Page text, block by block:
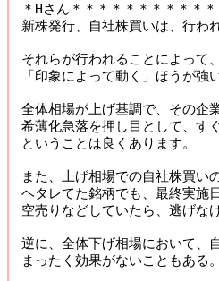
＊Hさん＊＊＊＊＊＊＊＊＊＊
新株発行、自社株買いは、行
それらが行われることによって
「印象によって動く」ほうが強
全体相場が上げ基調で、その企
希薄化急落を押し目として、す
ということは良くあります。
また、上げ相場での自社株買い
ヘタレてた銘柄でも、最終実施
空売りなどしていたら、逃げな
逆に、全体下げ相場において、
まったく効果がないこともある